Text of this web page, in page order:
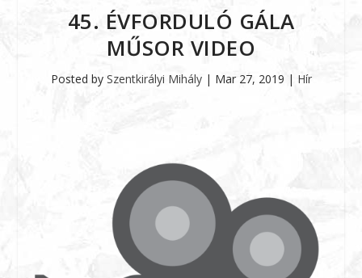
45. ÉVFORDULÓ GÁLA
MŰSOR VIDEO
Posted by Szentkirályi Mihály| Mar 27, 2019 | Hír